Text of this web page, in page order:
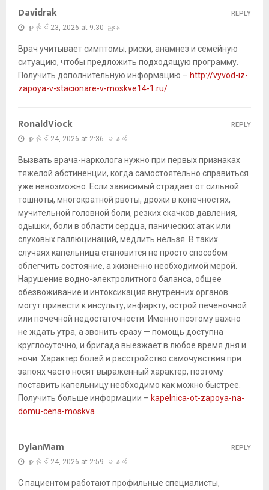
Davidrak
ဇူလိုင် 23, 2026 at 9:30 ညနေ
Врач учитывает симптомы, риски, анамнез и семейную
ситуацию, чтобы предложить подходящую программу.
Получить дополнительную информацию – http://vyvod-iz-
zapoya-v-stacionare-v-moskve14-1.ru/
REPLY
RonaldViock
ဇူလိုင် 24, 2026 at 2:36 မနက်
Вызвать врача-нарколога нужно при первых признаках
тяжелой абстиненции, когда самостоятельно справиться
уже невозможно. Если зависимый страдает от сильной
тошноты, многократной рвоты, дрожи в конечностях,
мучительной головной боли, резких скачков давления,
одышки, боли в области сердца, панических атак или
слуховых галлюцинаций, медлить нельзя. В таких
случаях капельница становится не просто способом
облегчить состояние, а жизненно необходимой мерой.
Нарушение водно-электролитного баланса, общее
обезвоживание и интоксикация внутренних органов
могут привести к инсульту, инфаркту, острой печеночной
или почечной недостаточности. Именно поэтому важно
не ждать утра, а звонить сразу — помощь доступна
круглосуточно, и бригада выезжает в любое время дня и
ночи. Характер болей и расстройство самочувствия при
запоях часто носят выраженный характер, поэтому
поставить капельницу необходимо как можно быстрее.
Получить больше информации – kapelnica-ot-zapoya-na-
domu-cena-moskva
REPLY
DylanMam
ဇူလိုင် 24, 2026 at 2:59 မနက်
С пациентом работают профильные специалисты,
REPLY